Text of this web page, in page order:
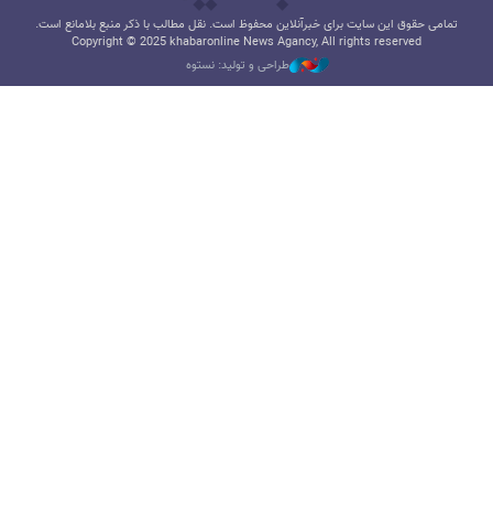
تمامی حقوق این سایت برای خبرآنلاین محفوظ است. نقل مطالب با ذکر منبع بلامانع است.
Copyright © 2025 khabaronline News Agancy, All rights reserved
طراحی و تولید: نستوه